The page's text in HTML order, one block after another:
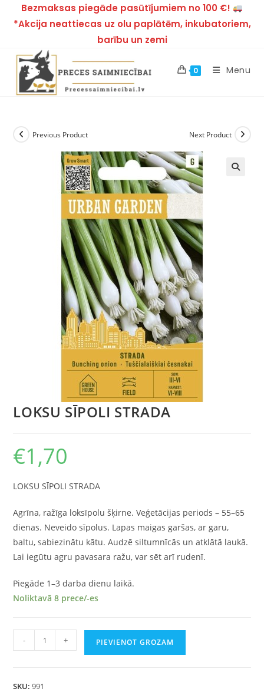
Bezmaksas piegāde pasūtījumiem no 100 €!
*Akcija neattiecas uz olu paplātēm, inkubatoriem,
barību un zemi
0 Menu
Previous Product Next Product
LOKSU SĪPOLI STRADA
€1,70
LOKSU SĪPOLI STRADA
Agrīna, ražīga loksīpolu šķirne. Veģetācijas periods – 55–65
dienas. Neveido sīpolus. Lapas maigas garšas, ar garu,
baltu, sabiezinātu kātu. Audzē siltumnīcās un atklātā laukā.
Lai iegūtu agru pavasara ražu, var sēt arī rudenī.
Piegāde 1–3 darba dienu laikā.
Noliktavā 8 prece/-es
- + PIEVIENOT GROZAM
SKU:991